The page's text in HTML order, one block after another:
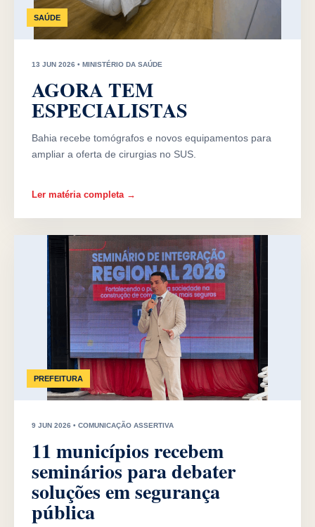
SAÚDE
13 JUN 2026 • MINISTÉRIO DA SAÚDE
AGORA TEM
ESPECIALISTAS
Bahia recebe tomógrafos e novos equipamentos para
ampliar a oferta de cirurgias no SUS.
Ler matéria completa →
PREFEITURA
9 JUN 2026 • COMUNICAÇÃO ASSERTIVA
11 municípios recebem
seminários para debater
soluções em segurança
pública